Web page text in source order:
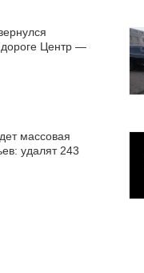
Центр —
массовая
удалят 243